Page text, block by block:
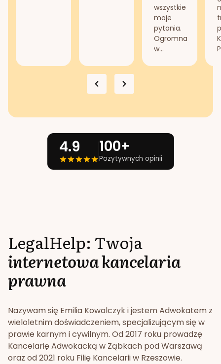
wszystkie
moje
pytania.
Ogromna
w...
4.9 100+
Pozytywnych opinii
LegalHelp: Twoja
internetowa kancelaria
prawna
Nazywam się Emilia Kowalczyk i jestem Adwokatem z
wieloletnim doświadczeniem, specjalizującym się w
prawie karnym i cywilnym. Od 2017 roku prowadzę
Kancelarię Adwokacką w Ząbkach pod Warszawą
oraz od 2021 roku Filię Kancelarii w Rzeszowie.